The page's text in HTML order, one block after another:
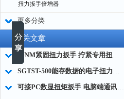
扭力扳手倍增器
更多分类
相关文章
20NM紧固扭力扳手 拧紧专用扭力扳手 右旋力矩扳手厂家
SGTST-500能存数据的电子扭力扳手 带工作记录的智能扭力扳手厂家
可接PC数显扭矩扳手 电脑端通讯力矩扳手 数据上传电脑电子扭力扳手厂家